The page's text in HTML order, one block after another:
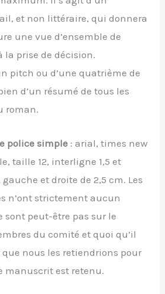
et non littéraire, qui donnera
une vue d’ensemble de
la prise de décision.
pitch ou d’une quatrième de
d’un résumé de tous les
roman.
police simple : arial, times new
taille 12, interligne 1,5 et
et droite de 2,5 cm. Les
n’ont strictement aucun
sont peut-être pas sur le
du comité et quoi qu’il
nous les retiendrions pour
manuscrit est retenu.